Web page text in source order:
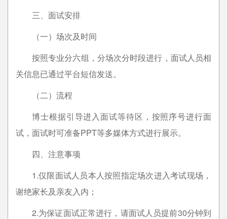
三、面试安排
（一）场次及时间
按照专业分六组，分场次分时段进行，面试人员相
关信息已通过平台短信发送。
（二）流程
博士根据引导进入面试等待区，按照序号进行面
试，面试时可准备PPT等多媒体方式进行展示。
四、注意事项
1.仅限面试人员本人按照指定场次进入考试现场，
谢绝家长及亲友入内；
2.为保证面试正常进行，请面试人员提前30分钟到